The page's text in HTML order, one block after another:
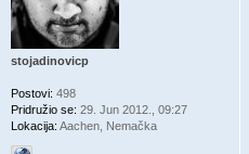
stojadinovicp
Postovi: 498
Pridružio se: 29. Jun 2012., 09:27
Lokacija: Aachen, Nemačka